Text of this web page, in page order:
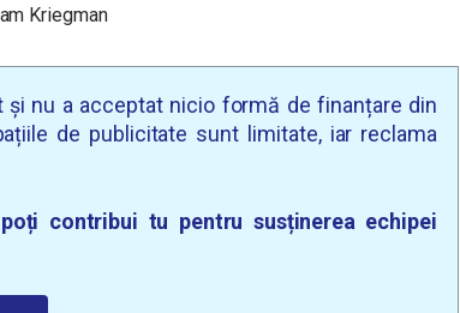
Kriegman
și nu a acceptat nicio formă de finanțare din
de publicitate sunt limitate, iar reclama
contribui tu pentru susținerea echipei